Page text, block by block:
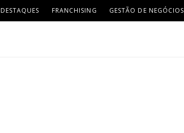
DESTAQUES FRANCHISING GESTÃO DE NEGÓCIOS